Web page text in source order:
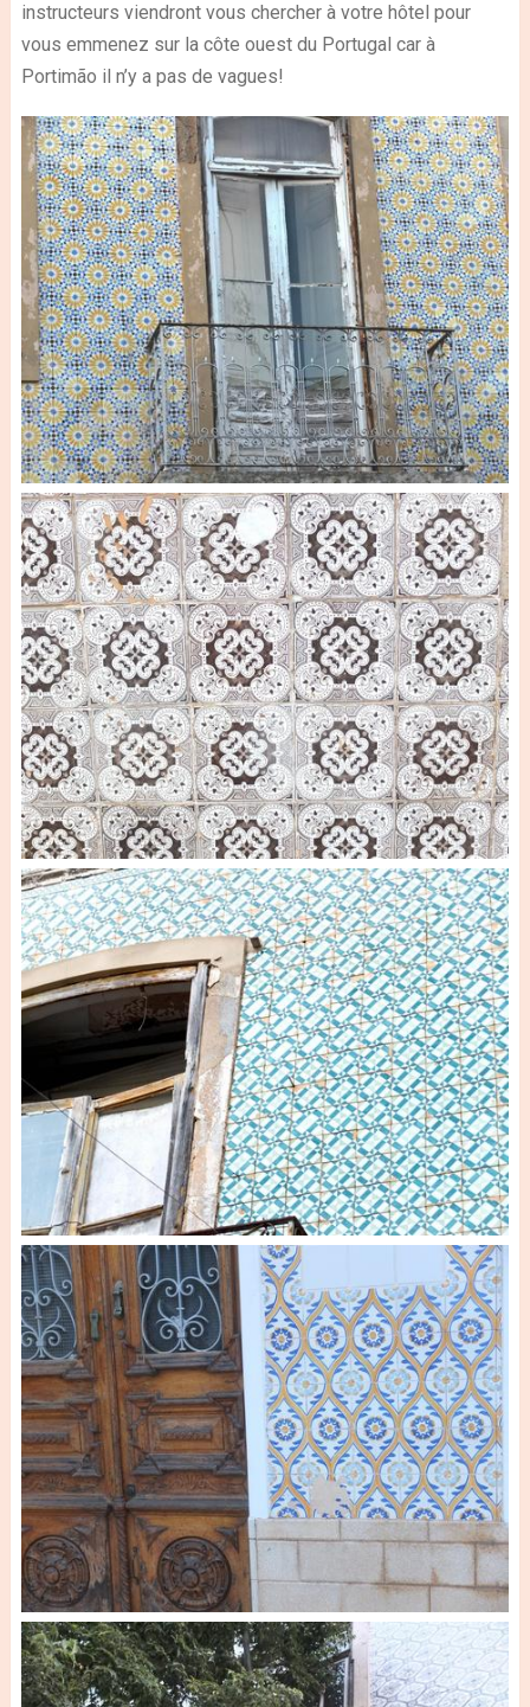
instructeurs viendront vous chercher à votre hôtel pour
vous emmenez sur la côte ouest du Portugal car à
Portimão il n’y a pas de vagues!